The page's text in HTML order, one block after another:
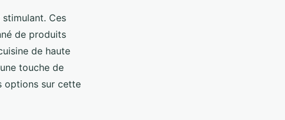
Ces
de produits
de haute
touche de
options sur cette